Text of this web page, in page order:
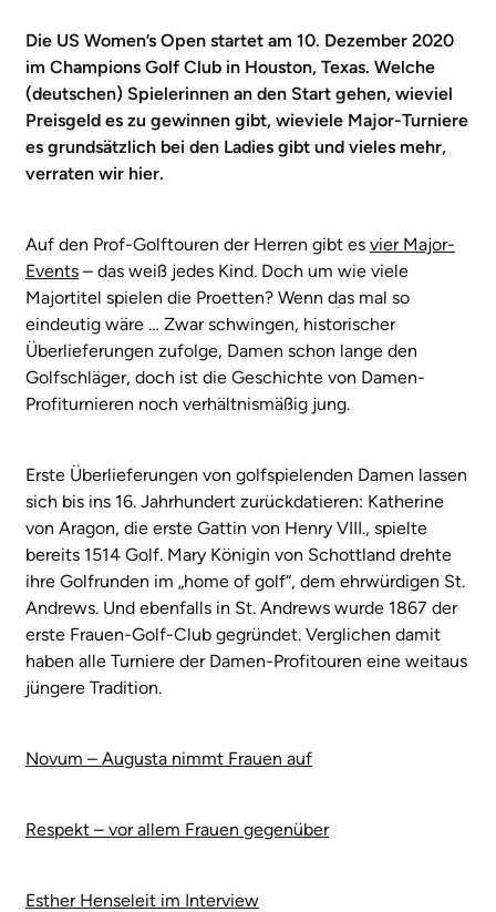
Die US Women’s Open startet am 10. Dezember 2020
im Champions Golf Club in Houston, Texas. Welche
(deutschen) Spielerinnen an den Start gehen, wieviel
Preisgeld es zu gewinnen gibt, wieviele Major-Turniere
es grundsätzlich bei den Ladies gibt und vieles mehr,
verraten wir hier.
Auf den Prof-Golftouren der Herren gibt es vier Major-
Events – das weiß jedes Kind. Doch um wie viele
Majortitel spielen die Proetten? Wenn das mal so
eindeutig wäre … Zwar schwingen, historischer
Überlieferungen zufolge, Damen schon lange den
Golfschläger, doch ist die Geschichte von Damen-
Profiturnieren noch verhältnismäßig jung.
Erste Überlieferungen von golfspielenden Damen lassen
sich bis ins 16. Jahrhundert zurückdatieren: Katherine
von Aragon, die erste Gattin von Henry VIII., spielte
bereits 1514 Golf. Mary Königin von Schottland drehte
ihre Golfrunden im „home of golf“, dem ehrwürdigen St.
Andrews. Und ebenfalls in St. Andrews wurde 1867 der
erste Frauen-Golf-Club gegründet. Verglichen damit
haben alle Turniere der Damen-Profitouren eine weitaus
jüngere Tradition.
Novum – Augusta nimmt Frauen auf
Respekt – vor allem Frauen gegenüber
Esther Henseleit im Interview